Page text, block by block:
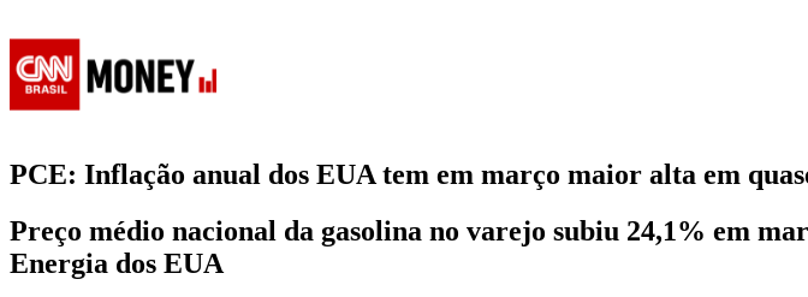
PCE: Inflação anual dos EUA tem em março maior alta em
Preço médio nacional da gasolina no varejo subiu 24,1% em
Energia dos EUA